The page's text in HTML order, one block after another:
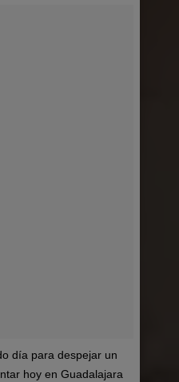
día para despejar un
hoy en Guadalajara